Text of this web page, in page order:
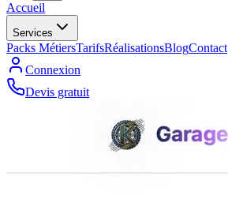
Accueil
Services
Packs MétiersTarifsRéalisationsBlogContact
Connexion
Devis gratuit